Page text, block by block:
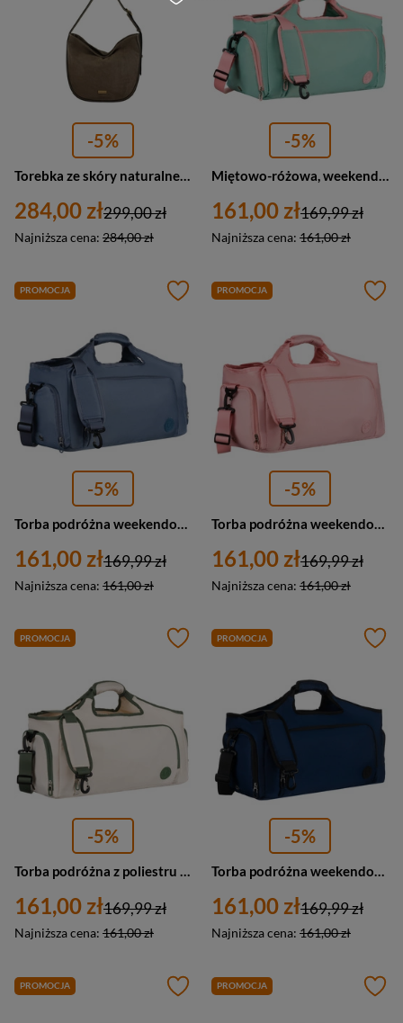
-5%
Torebka ze skóry naturalnej damska Barberini's 1003-9 worek A4 ciemnobeżowa
284,00 zł
Najniższa cena: 284,00 zł
299,00 zł
-5%
Miętowo-różowa, weekendowa torba podróżna z komorą termiczną na obuwie - Peterson
161,00 zł
Najniższa cena: 161,00 zł
169,99 zł
PROMOCJA
-5%
161,00 zł
Najniższa cena: 161,00 zł
169,99 zł
PROMOCJA
-5%
161,00 zł
Najniższa cena: 161,00 zł
169,99 zł
PROMOCJA
-5%
Torba podróżna z poliestru unisex Peterson 24480 weekendowa A4 zielono-ecru
161,00 zł
Najniższa cena: 161,00 zł
169,99 zł
PROMOCJA
-5%
Torba podróżna weekendowa na ramię sportowa granatowa Peterson
161,00 zł
Najniższa cena: 161,00 zł
169,99 zł
PROMOCJA PROMOCJA